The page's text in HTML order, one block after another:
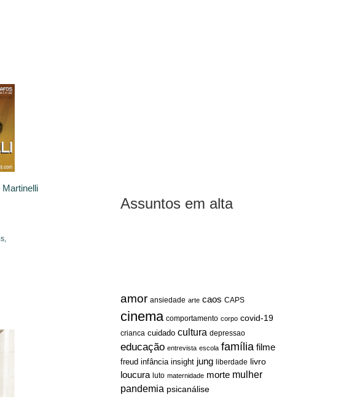
Assuntos em alta
amor ansiedade arte caos CAPS
cinema comportamento corpo covid-19
crianca cuidado cultura depressao
educação entrevista escola família filme
freud infância insight jung liberdade livro
loucura luto maternidade morte mulher
pandemia psicanálise